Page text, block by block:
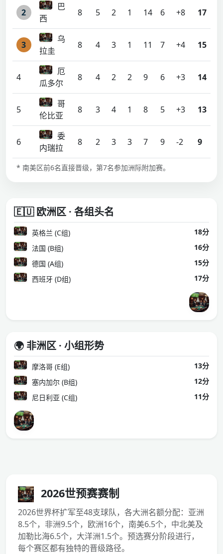
2
巴
西
8 5 2 1 14 6 +8 17
3
乌
拉圭
8 4 3 1 11 7 +4 15
4
厄
瓜多尔
8 4 2 2 9 6 +3 14
5
哥
伦比亚
8 3 4 1 8 5 +3 13
6
委
内瑞拉
8 2 3 3 7 9 -2 9
* 南美区前6名直接晋级，第7名参加洲际附加赛。
🇪🇺 欧洲区 · 各组头名
英格兰 (C组)
18分
法国 (B组)
16分
德国 (A组)
15分
西班牙 (D组)
17分
🌍 非洲区 · 小组形势
摩洛哥 (E组)
13分
塞内加尔 (B组)
12分
尼日利亚 (C组)
11分
2026世预赛赛制
2026世界杯扩军至48支球队，各大洲名额分配：亚洲
8.5个，非洲9.5个，欧洲16个，南美6.5个，中北美及
加勒比海6.5个，大洋洲1.5个。预选赛分阶段进行，
每个赛区都有独特的晋级路径。